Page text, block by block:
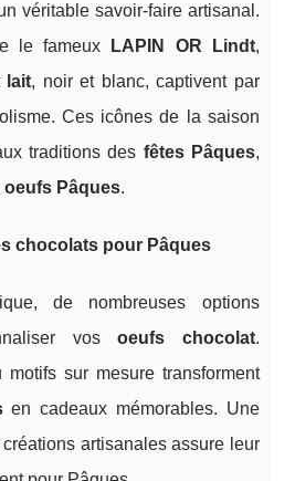
véritable savoir-faire artisanal.
le fameux
LAPIN OR Lindt,
lait, noir et blanc, captivent par
Ces icônes de la saison
traditions des fêtes Pâques,
oeufs Pâques.
chocolats pour Pâques
de nombreuses options
vosoeufs chocolat.
sur mesure transforment
en cadeaux mémorables. Une
artisanales assure leur